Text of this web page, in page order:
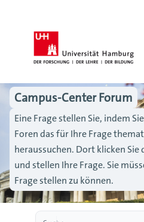
Campus-Center Forum
Eine Frage stellen Sie, indem
Foren das für Ihre Frage
heraussuchen. Dort klicken Sie
und stellen Ihre Frage. Sie
Frage stellen zu können.